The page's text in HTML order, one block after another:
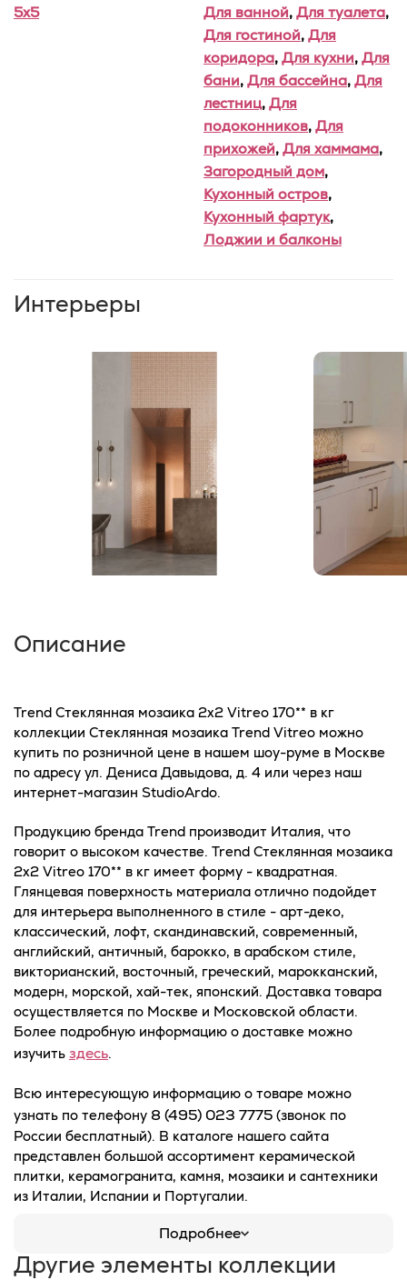
5x5 Для ванной,Для туалета,
Для гостиной,Для
коридора,Для кухни,Для
бани,Для бассейна,Для
лестниц,Для
подоконников,Для
прихожей,Для хаммама,
Загородный дом,
Кухонный остров,
Кухонный фартук,
Лоджии и балконы
Интерьеры
Описание
Trend Стеклянная мозаика 2x2 Vitreo 170** в кг
коллекции Стеклянная мозаика Trend Vitreo можно
купить по розничной цене в нашем шоу-руме в Москве
по адресу ул. Дениса Давыдова, д. 4 или через наш
интернет-магазин StudioArdo.
Продукцию бренда Trend производит Италия, что
говорит о высоком качестве. Trend Стеклянная мозаика
2x2 Vitreo 170** в кг имеет форму - квадратная.
Глянцевая поверхность материала отлично подойдет
для интерьера выполненного в стиле - арт-деко,
классический, лофт, скандинавский, современный,
английский, античный, барокко, в арабском стиле,
викторианский, восточный, греческий, марокканский,
модерн, морской, хай-тек, японский. Доставка товара
осуществляется по Москве и Московской области.
Более подробную информацию о доставке можно
изучить здесь.
Всю интересующую информацию о товаре можно
узнать по телефону 8 (495) 023 7775 (звонок по
России бесплатный). В каталоге нашего сайта
представлен большой ассортимент керамической
плитки, керамогранита, камня, мозаики и сантехники
из Италии, Испании и Португалии.
Подробнее
Другие элементы коллекции